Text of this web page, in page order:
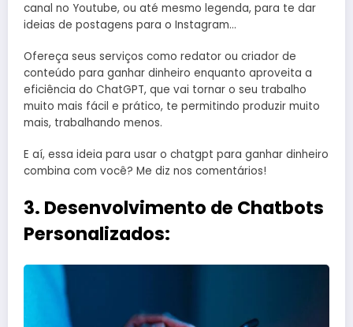
canal no Youtube, ou até mesmo legenda, para te dar
ideias de postagens para o Instagram…
Ofereça seus serviços como redator ou criador de
conteúdo para ganhar dinheiro enquanto aproveita a
eficiência do ChatGPT, que vai tornar o seu trabalho
muito mais fácil e prático, te permitindo produzir muito
mais, trabalhando menos.
E aí, essa ideia para usar o chatgpt para ganhar dinheiro
combina com você? Me diz nos comentários!
3. Desenvolvimento de Chatbots
Personalizados: